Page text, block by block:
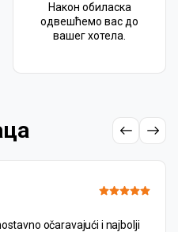
Након обиласка
одвешћемо вас до
вашег хотела.
očaravajući i najbolji